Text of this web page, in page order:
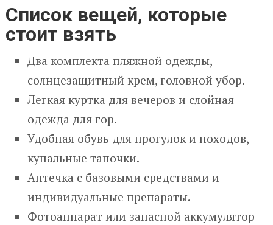
Список вещей, которые
стоит взять
Два комплекта пляжной одежды,
солнцезащитный крем, головной убор.
Легкая куртка для вечеров и слойная
одежда для гор.
Удобная обувь для прогулок и походов,
купальные тапочки.
Аптечка с базовыми средствами и
индивидуальные препараты.
Фотоаппарат или запасной аккумулятор